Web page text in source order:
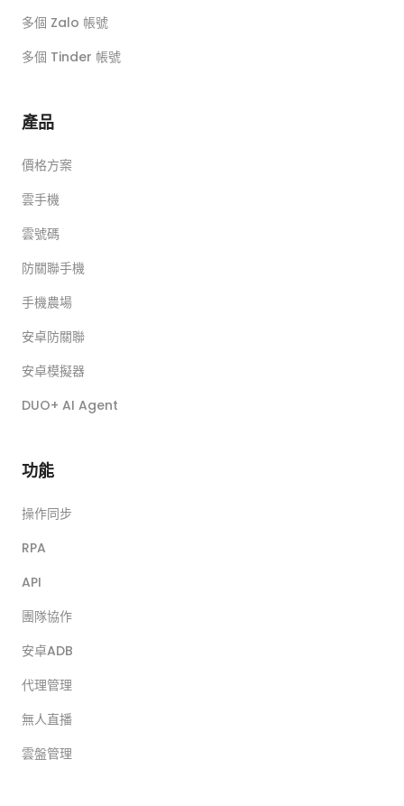
多個 Zalo 帳號
多個 Tinder 帳號
產品
價格方案
雲手機
雲號碼
防關聯手機
手機農場
安卓防關聯
安卓模擬器
DUO+ AI Agent
功能
操作同步
RPA
API
團隊協作
安卓ADB
代理管理
無人直播
雲盤管理